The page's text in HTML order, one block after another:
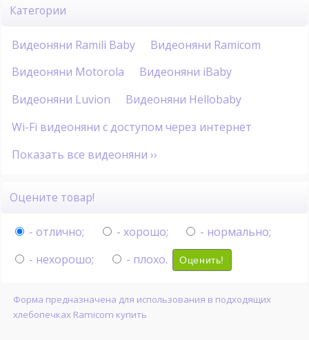
Категории
Видеоняни Ramili Baby
Видеоняни Ramicom
Видеоняни Motorola
Видеоняни iBaby
Видеоняни Luvion
Видеоняни Hellobaby
Wi-Fi видеоняни с доступом через интернет
Показать все видеоняни ››
Оцените товар!
- отлично; - хорошо;
- нормально;
- нехорошо;
- плохо. Оценить!
Форма предназначена для использования в подходящих
хлебопечках Ramicom купить